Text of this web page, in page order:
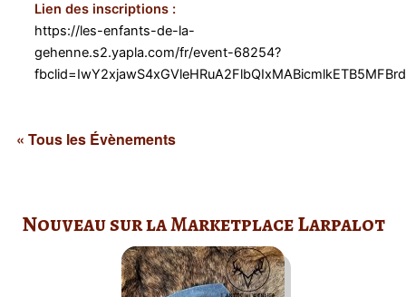
Lien des inscriptions :
https://les-enfants-de-la-
gehenne.s2.yapla.com/fr/event-68254?
« Tous les Évènements
Nouveau sur la Marketplace Larpalot